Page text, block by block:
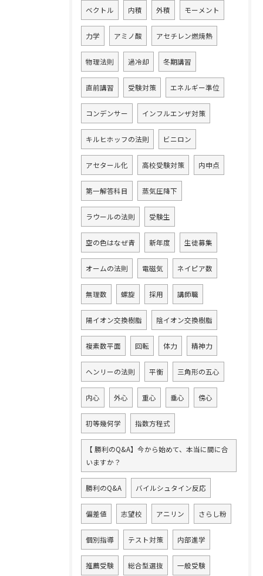
ベクトル 内積 外積 モーメント
力学 アミノ酸 アセチレン燃焼熱
物理法則 過冷却 冬期講習
直前講習 受験対策 エネルギー準位
コンデンサー インフルエンザ対策
キルヒホッフの法則 ビニロン
アセタール化 高校受験対策 内申点
第一解答科目 蒸気圧降下
ラウールの法則 受験生
空の色はなぜ青 新年度 生徒募集
オームの法則 電磁気 ネイピア数
無理数 螺旋 採用 講師職
陽イオン交換樹脂 陰イオン交換樹脂
複素数平面 回転 体力 精神力
ヘンリーの法則 平衡 三角形の五心
内心 外心 重心 垂心 傍心
初等幾何学 指数方程式
【 勝利のQ&A】今から始めて、本当に間に合
いますか？
勝利のQ&A バイルシュタイン反応
偏差値 志望校 アニリン さらし粉
個別指導 テスト対策 内部進学
推薦受験 総合型選抜 一般受験